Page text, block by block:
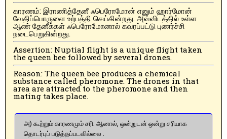
காரணம்: இராணித்தேனீ ஃபெரோமோன் எனும் ஹார்மோன்
வேதிப்பொருளை உற்பத்தி செய்கின்றது. அவ்விடத்தில் உள்ள
ஆண் தேனீக்கள் ஃபெரோமோனால் கவரப்பட்டு புணர்ச்சி
நடைபெறுகின்றது.
Assertion: Nuptial flight is a unique flight taken
the queen bee followed by several drones.
Reason: The queen bee produces a chemical
substance called pheromone. The drones in that
area are attracted to the pheromone and then
mating takes place.
அ) கூற்றும் காரணமும் சரி. ஆனால், ஒன்றுடன் ஒன்று சரியாக
தொடர்புப் படுத்தப்படவில்லை .